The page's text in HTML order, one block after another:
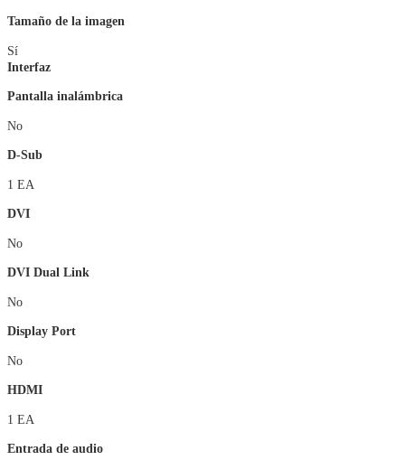
Tamaño de la imagen
Sí
Interfaz
Pantalla inalámbrica
No
D-Sub
1 EA
DVI
No
DVI Dual Link
No
Display Port
No
HDMI
1 EA
Entrada de audio